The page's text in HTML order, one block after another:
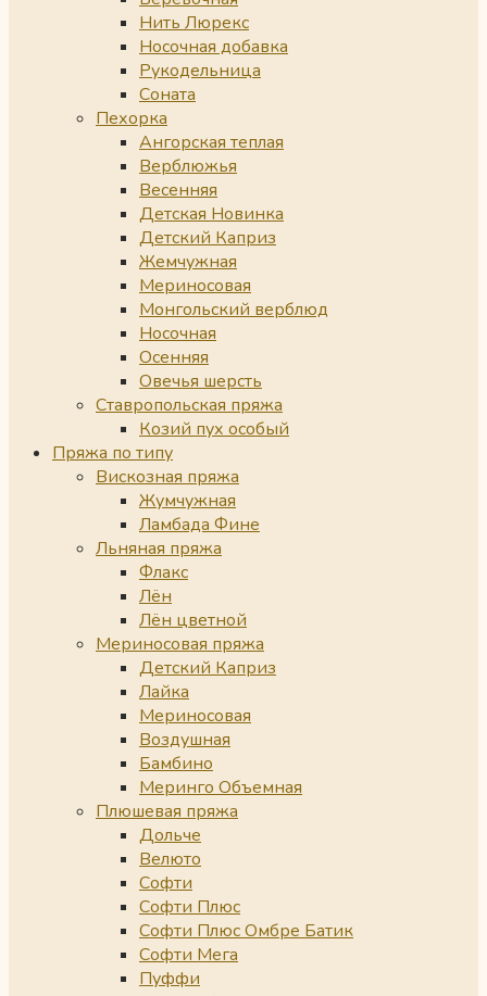
Нить Люрекс
Носочная добавка
Рукодельница
Соната
Пехорка
Ангорская теплая
Верблюжья
Весенняя
Детская Новинка
Детский Каприз
Жемчужная
Мериносовая
Монгольский верблюд
Носочная
Осенняя
Овечья шерсть
Ставропольская пряжа
Козий пух особый
Пряжа по типу
Вискозная пряжа
Жумчужная
Ламбада Фине
Льняная пряжа
Флакс
Лён
Лён цветной
Мериносовая пряжа
Детский Каприз
Лайка
Мериносовая
Воздушная
Бамбино
Меринго Объемная
Плюшевая пряжа
Дольче
Велюто
Софти
Софти Плюс
Софти Плюс Омбре Батик
Софти Мега
Пуффи